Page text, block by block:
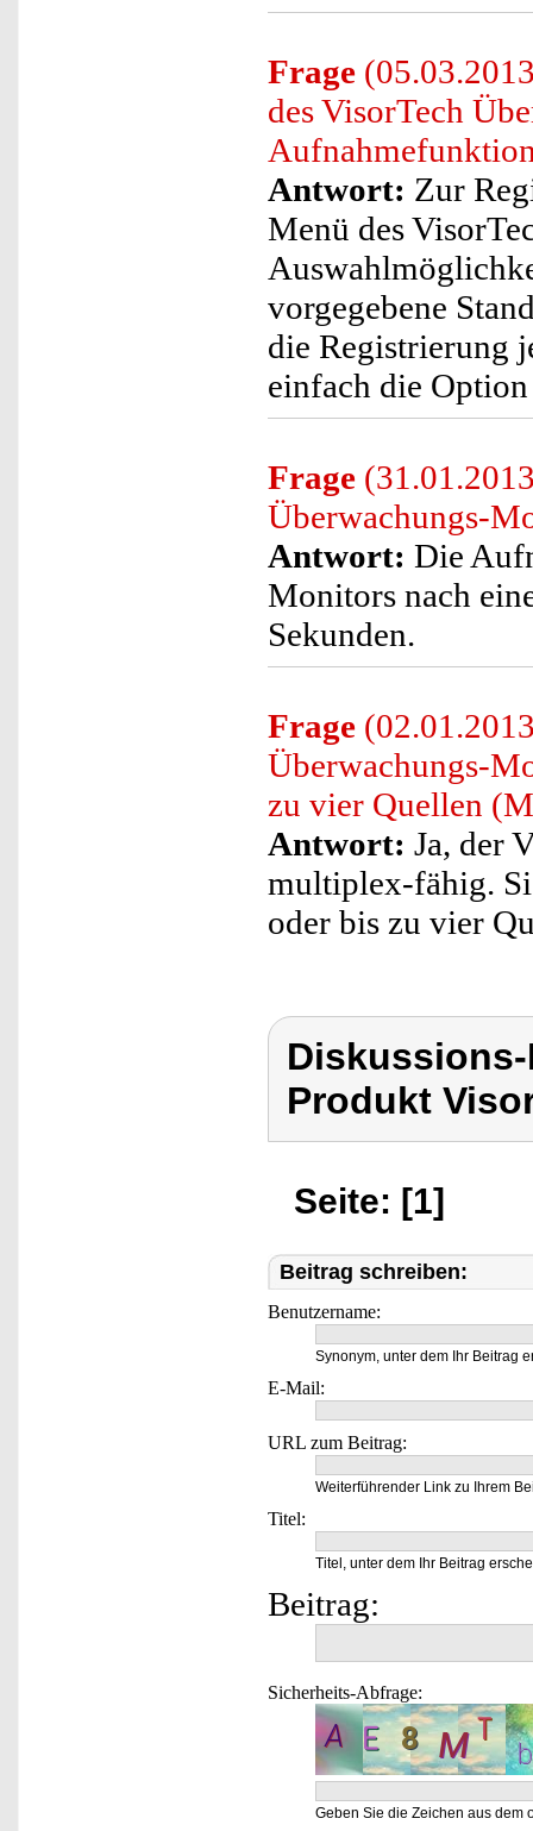
Frage
des VisorTech
Antwort: Zur
Menü des
vorgegebene
die Registrierung
einfach die
Frage
Überwachungs-
Antwort: Die
Monitors nach
Sekunden.
Frage
Überwachungs-
zu vier Quellen
Antwort: Ja, der
multiplex-fähig.
oder bis zu vier
Produkt
Seite: [1]
Beitrag schreiben:
Benutzername:
Synonym, unter dem Ihr Beitrag
E-Mail:
URL zum Beitrag:
Weiterführender Link zu Ihrem
Titel:
Titel, unter dem Ihr Beitrag
Beitrag:
Sicherheits-Abfrage:
Geben Sie die Zeichen aus dem